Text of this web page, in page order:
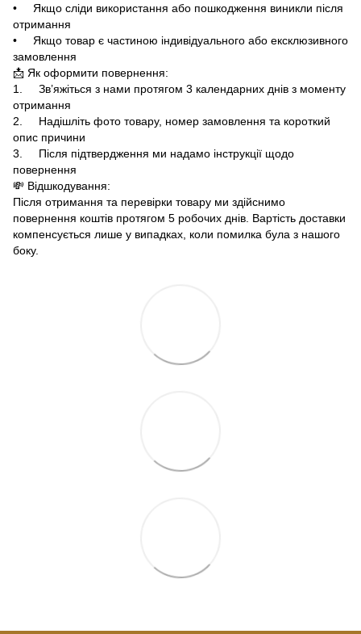
• Якщо сліди використання або пошкодження виникли після
отримання
• Якщо товар є частиною індивідуального або ексклюзивного
замовлення
📩 Як оформити повернення:
1. Зв’яжіться з нами протягом 3 календарних днів з моменту
отримання
2. Надішліть фото товару, номер замовлення та короткий
опис причини
3. Після підтвердження ми надамо інструкції щодо
повернення
💸 Відшкодування:
Після отримання та перевірки товару ми здійснимо
повернення коштів протягом 5 робочих днів. Вартість доставки
компенсується лише у випадках, коли помилка була з нашого
боку.